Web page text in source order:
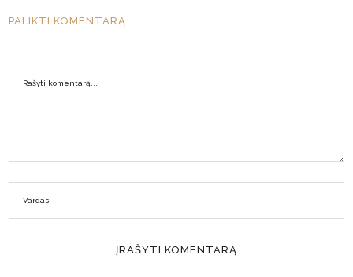
PALIKTI KOMENTARĄ